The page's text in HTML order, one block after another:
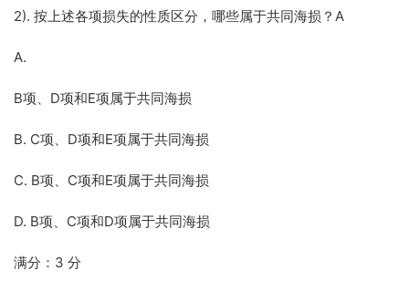
2). 按上述各项损失的性质区分，哪些属于共同海损？A
A.
B项、D项和E项属于共同海损
B. C项、D项和E项属于共同海损
C. B项、C项和E项属于共同海损
D. B项、C项和D项属于共同海损
满分：3 分